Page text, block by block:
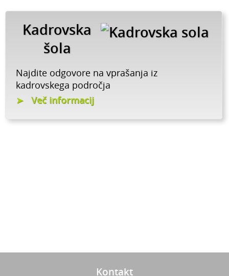
Kadrovska
šola
Najdite odgovore na vprašanja iz
kadrovskega področja
Več informacij
Kontakt